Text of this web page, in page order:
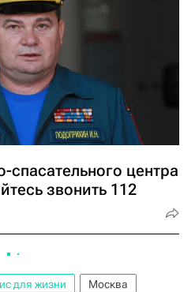
спасательного центра
звонить 112
для жизни
Москва